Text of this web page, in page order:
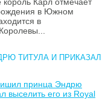
в Южном
в
ТИТУЛА И ПРИКАЗАЛ
принца Эндрю
выселить его из Royal